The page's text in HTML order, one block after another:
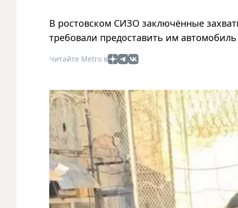
В ростовском СИЗО заключённые
требовали предоставить им
Читайте Metro в